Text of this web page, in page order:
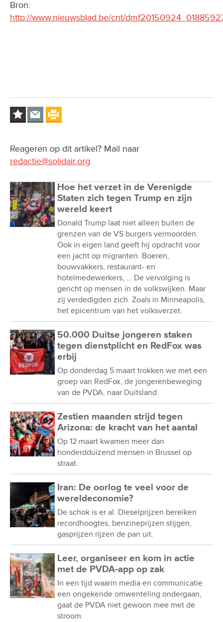
Bron:
http://www.nieuwsblad.be/cnt/
Reageren op dit artikel? Mail naar
redactie@solidair.org.
Hoe het verzet in de Verenigde
Staten zich tegen Trump en zijn
wereld keert
Donald Trump laat niet alleen buiten de
grenzen van de VS burgers vermoorden.
Ook in eigen land geeft hij opdracht voor
een jacht op migranten. Boeren,
bouwvakkers, restaurant- en
hotelmedewerkers, … De vervolging is
gericht op mensen in de volkswijken. Maar
zij verdedigden zich. Zoals in Minneapolis,
het epicentrum van het volksverzet.
50.000 Duitse jongeren staken
tegen dienstplicht en RedFox was
erbij
Op donderdag 5 maart trokken we met een
groep van RedFox, de jongerenbeweging
van de PVDA, naar Duitsland.
Zestien maanden strijd tegen
Arizona: de kracht van het aantal
Op 12 maart kwamen meer dan
honderdduizend mensen in Brussel op
straat.
Iran: De oorlog te veel voor de
wereldeconomie?
De schok is er al. Dieselprijzen bereiken
recordhoogtes, benzineprijzen stijgen,
gasprijzen rijzen de pan uit.
Leer, organiseer en kom in actie
met de PVDA-app op zak
In een tijd waarin media en communicatie
een ongekende omwenteling ondergaan,
gaat de PVDA niet gewoon mee met de
stroom.